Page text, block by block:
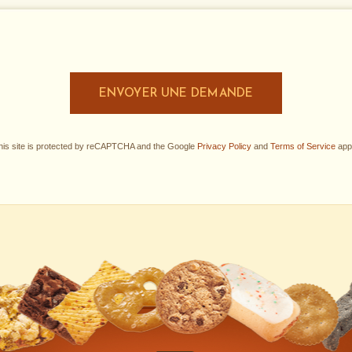
ENVOYER UNE DEMANDE
site is protected by reCAPTCHA and the Google Privacy Policyand Terms of Service